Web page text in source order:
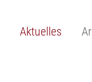
Aktuelles